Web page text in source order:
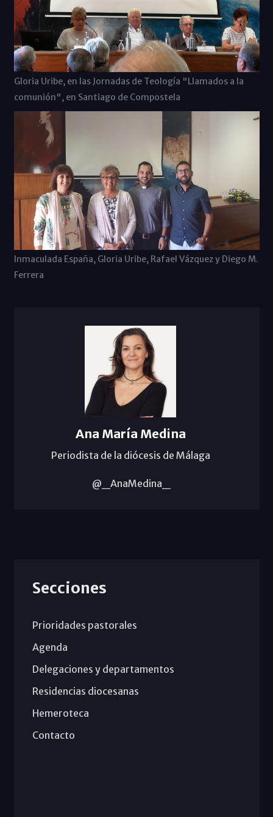
Gloria Uribe, en las Jornadas de Teología "Llamados a la
comunión", en Santiago de Compostela
Inmaculada España, Gloria Uribe, Rafael Vázquez y Diego M.
Ferrera
Ana María Medina
Periodista de la diócesis de Málaga
@_AnaMedina_
Secciones
Prioridades pastorales
Agenda
Delegaciones y departamentos
Residencias diocesanas
Hemeroteca
Contacto